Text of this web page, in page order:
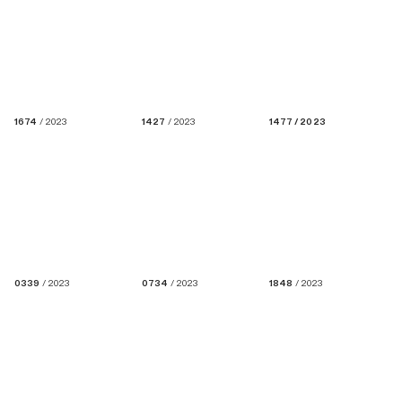
1674 / 2023 1427 / 2023 1477 / 2023
0339 / 2023 0734 / 2023 1848 / 2023